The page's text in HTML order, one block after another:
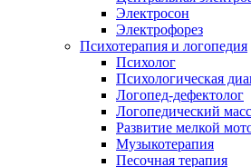
Электросон
Электрофорез
Психотерапия и логопедия
Психолог
Психологическая
Логопед-дефектолог
Логопедический
Развитие мелкой
Музыкотерапия
Песочная терапия